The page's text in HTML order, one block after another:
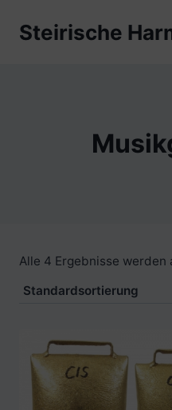
InhaltSteirische
Alle 4 Ergebnisse werden